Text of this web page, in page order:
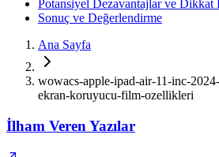
Potansiyel Dezavantajlar ve Dikkat
Sonuç ve Değerlendirme
Ana Sayfa
wowacs-apple-ipad-air-11-inc-
ekran-koruyucu-film-ozellikleri
İlham Veren Yazılar